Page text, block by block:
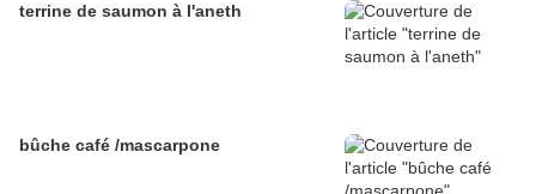
terrine de saumon à l'aneth
bûche café /mascarpone